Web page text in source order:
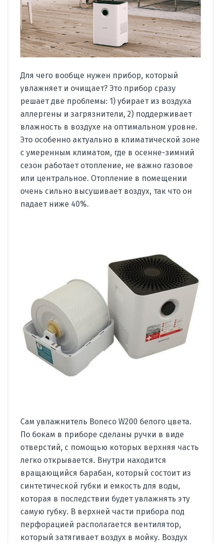
Для чего вообще нужен прибор, который
увлажняет и очищает? Это прибор сразу
решает две проблемы: 1) убирает из воздуха
аллергены и загрязнители, 2) поддерживает
влажность в воздухе на оптимальном уровне.
Это особенно актуально в климатической зоне
с умеренным климатом, где в осенне-зимний
сезон работает отопление, не важно газовое
или центральное. Отопление в помещении
очень сильно высушивает воздух, так что он
падает ниже 40%.
Сам увлажнитель Boneco W200 белого цвета.
По бокам в приборе сделаны ручки в виде
отверстий, с помощью которых верхняя часть
легко открывается. Внутри находится
вращающийся барабан, который состоит из
синтетической губки и емкость для воды,
которая в последствии будет увлажнять эту
самую губку. В верхней части прибора под
перфорацией располагается вентилятор,
который затягивает воздух в мойку. Воздух